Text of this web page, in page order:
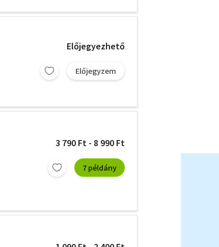
Előjegyezhető
Előjegyzem
3 790 Ft - 8 990 Ft
7 példány